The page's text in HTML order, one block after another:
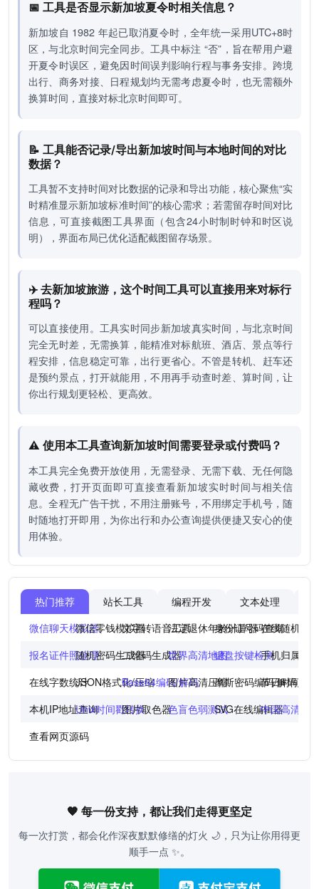
📅 工具是否显示新加坡夏令时相关信息？
新加坡自 1982 年起已取消夏令时，全年统一采用UTC+8时
区，与北京时间完全同步。工具中标注 “否”，旨在帮用户避
开夏令时误区，避免因时间误判影响行程与事务安排。跨境
出行、商务对接、日程规划均无需考虑夏令时，也无需额外
换算时间，直接对标北京时间即可。
📝 工具能否记录/导出新加坡时间与本地时间的对比
数据？
工具暂不支持时间对比数据的记录和导出功能，核心聚焦“实
时精准显示新加坡标准时间”的核心需求；若需留存时间对比
信息，可直接截图工具界面（包含24小时制时钟和时区说
明），界面布局已优化适配截图留存场景。
✈️ 去新加坡旅游，这个时间工具可以直接用来对标行
程吗？
可以直接使用。工具实时同步新加坡真实时间，与北京时间
完全无时差，无需换算，能精准对标航班、酒店、景点等行
程安排，信息稳定可靠，出行更省心。不管是转机、赶车还
是预约景点，打开就能用，不用再手动查时差、算时间，让
你出行规划更轻松、更高效。
⚠️ 使用本工具查询新加坡时间需要登录或付费吗？
本工具完全免费开放使用，无需登录、无需下载、无任何隐
藏收费，打开页面即可直接查看新加坡实时时间与相关信
息。全程无广告干扰，不用注册账号，不用绑定手机号，随
时随地打开即用，为你出行和办公查询提供便捷又安心的使
用体验。
热门推荐 站长工具 编程开发 文本处理
微信聊天模拟器微信零钱模拟器文字转语音工具法定退休年龄计算器
身份证号码查询在线随机点
报名证件照处理随机密码生成器二维码生成器世界高清地图键盘按键检测手机归属地
在线字数统计JSON格式化/压缩Base64编码/解码图片高清压缩摩斯密码编码/解码
节日时间倒
本机IP地址查询Unix时间戳转换图片取色器色盲色弱测试SVG在线编辑器中国高清地
查看网页源码
🧡 每一份支持，都让我们走得更坚定
每一次打赏，都会化作深夜默默修缮的灯火 🌙，只为让你用得更
顺手一点 ✨。